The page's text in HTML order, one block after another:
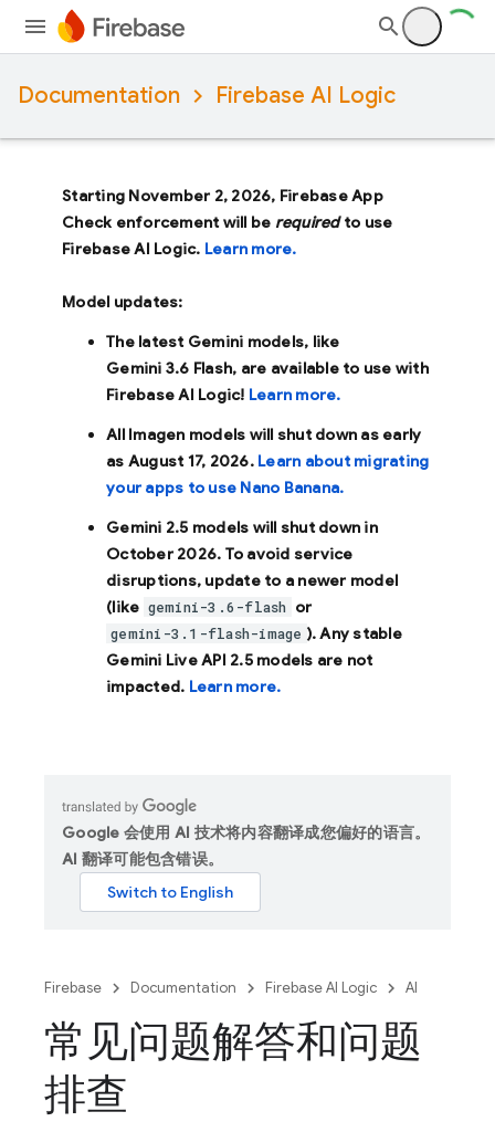
Documentation Firebase AI Logic
Starting November 2, 2026, Firebase App
Check enforcement will be requiredto use
Firebase AI Logic. Learn more.
Model updates:
The latest Gemini models, like
Gemini 3.6 Flash, are available to use with
Firebase AI Logic! Learn more.
All Imagen models will shut down as early
as August 17, 2026. Learn about migrating
your apps to use Nano Banana.
Gemini 2.5 models will shut down in
October 2026. To avoid service
disruptions, update to a newer model
(like gemini-3.6-flash or
gemini-3.1-flash-image ). Any stable
Gemini Live API 2.5 models are not
impacted. Learn more.
Google 会使用 AI 技术将内容翻译成您偏好的语言。
AI 翻译可能包含错误。
Firebase Documentation Firebase AI Logic AI
常见问题解答和问题
排查